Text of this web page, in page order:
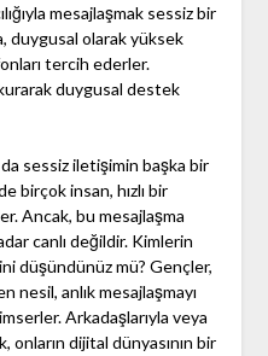
mesajlaşmak sessiz bir
duygusal olarak yüksek
tercih ederler.
duygusal destek
sessiz iletişimin başka bir
birçok insan, hızlı bir
Ancak, bu mesajlaşma
canlı değildir. Kimlerin
düşündünüz mü? Gençler,
nesil, anlık mesajlaşmayı
Arkadaşlarıyla veya
onların dijital dünyasının bir